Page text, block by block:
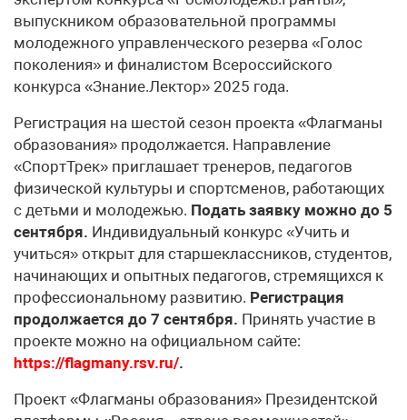
выпускником образовательной программы
молодежного управленческого резерва «Голос
поколения» и финалистом Всероссийского
конкурса «Знание.Лектор» 2025 года.
Регистрация на шестой сезон проекта «Флагманы
образования» продолжается. Направление
«СпортТрек» приглашает тренеров, педагогов
физической культуры и спортсменов, работающих
с детьми и молодежью. Подать заявку можно до 5
сентября. Индивидуальный конкурс «Учить и
учиться» открыт для старшеклассников, студентов,
начинающих и опытных педагогов, стремящихся к
профессиональному развитию. Регистрация
продолжается до 7 сентября. Принять участие в
проекте можно на официальном сайте:
https://flagmany.rsv.ru/.
Проект «Флагманы образования» Президентской